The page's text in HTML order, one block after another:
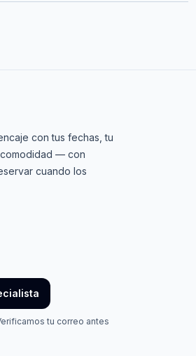
con tus fechas, tu
— con
cuando los
tu correo antes